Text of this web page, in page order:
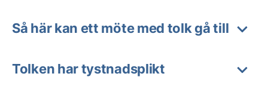
Så här kan ett möte med tolk gå till
Tolken har tystnadsplikt